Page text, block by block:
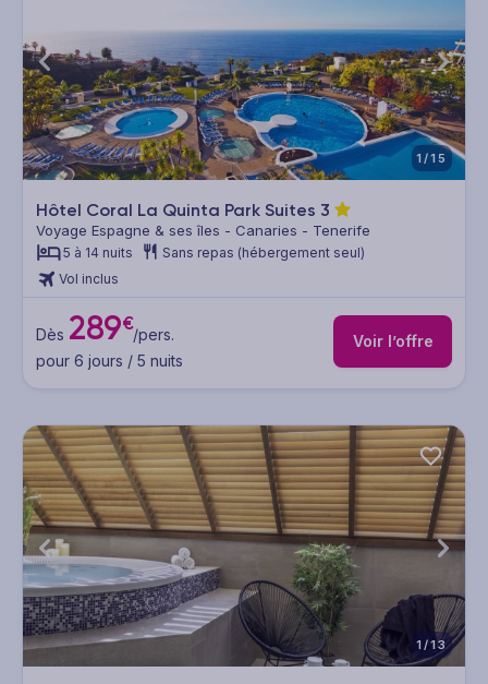
1/15
Hôtel Coral La Quinta Park Suites 3
Voyage Espagne & ses îles - Canaries - Tenerife
5 à 14 nuits
Sans repas (hébergement seul)
Vol inclus
Dès 289€/pers.
pour 6 jours / 5 nuits
Voir l’offre
1/13